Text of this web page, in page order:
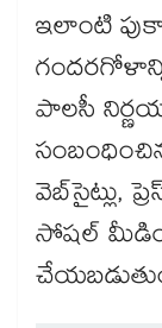
ఇలాంటి
పాలసీ
వెబ్‌సైట్లు,
సోషల్